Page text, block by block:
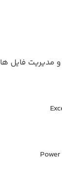
مدیریت فایل ها